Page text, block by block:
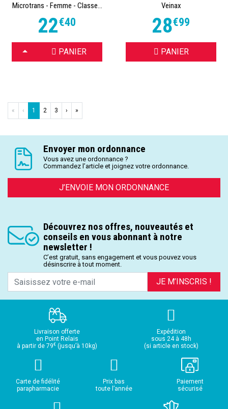
Microtrans - Femme - Classe...
22€40
CHOISIR PANIER
Veinax
28€99
PANIER
« ‹ 1 2 3 › »
Envoyer mon ordonnance
Vous avez une ordonnance ?
Commandez l’article et joignez votre ordonnance.
J’ENVOIE MON ORDONNANCE
Découvrez nos offres, nouveautés et
conseils en vous abonnant à notre
newsletter !
C’est gratuit, sans engagement et vous pouvez vous
désinscrire à tout moment.
JE M’INSCRIS !
Livraison offerte
en Point Relais
à partir de 79€ (jusqu’à 10kg)
Expédition
sous 24 à 48h
(si article en stock)
Carte de fidélité
parapharmacie
Prix bas
toute l’année
Paiement
sécurisé